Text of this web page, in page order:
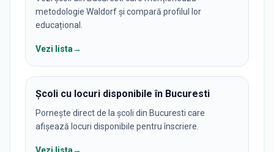
metodologie Waldorf și compară profilul lor
educațional.
Vezi lista→
Școli cu locuri disponibile în Bucuresti
Pornește direct de la școli din Bucuresti care
afișează locuri disponibile pentru înscriere.